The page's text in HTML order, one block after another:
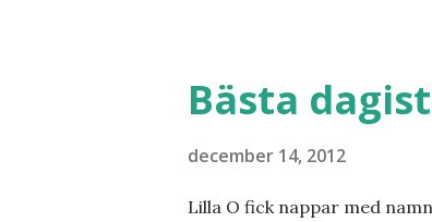
Bästa
december 14, 2012
Lilla O fick nappar med